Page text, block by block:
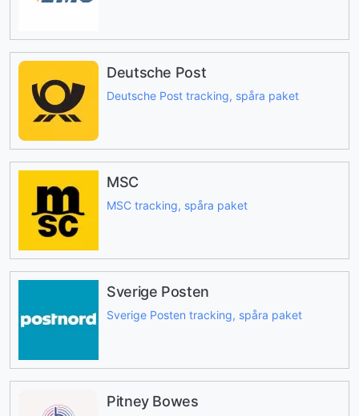
Deutsche Post
Deutsche Post tracking, spåra paket
MSC
MSC tracking, spåra paket
Sverige Posten
Sverige Posten tracking, spåra paket
Pitney Bowes